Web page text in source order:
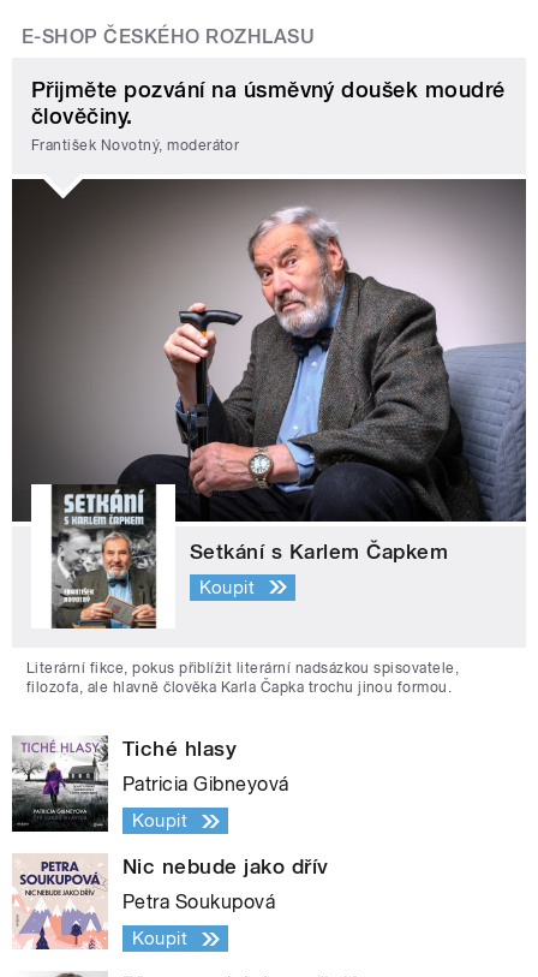
E-SHOP ČESKÉHO ROZHLASU
Přijměte pozvání na úsměvný doušek moudré
člověčiny.
František Novotný, moderátor
Setkání s Karlem Čapkem
Koupit
Literární fikce, pokus přiblížit literární nadsázkou spisovatele,
filozofa, ale hlavně člověka Karla Čapka trochu jinou formou.
Tiché hlasy
Patricia Gibneyová
Koupit
Nic nebude jako dřív
Petra Soukupová
Koupit